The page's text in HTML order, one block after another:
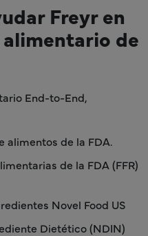
Freyr en
de
End-to-End,
alimentos de la FDA.
de la FDA (FFR)
Novel Food US
Dietético (NDIN)